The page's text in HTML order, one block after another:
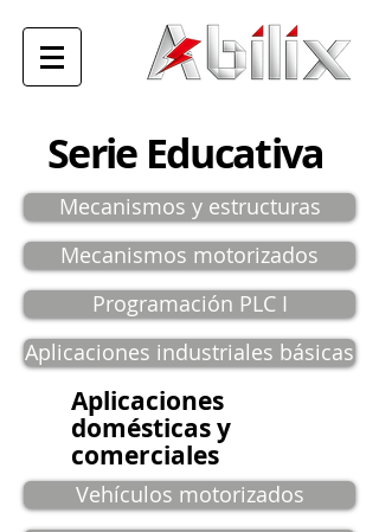
Serie Educativa
Mecanismos y estructuras
Mecanismos motorizados
Programación PLC I
Aplicaciones industriales básicas
Aplicaciones
domésticas y
comerciales
Vehículos motorizados